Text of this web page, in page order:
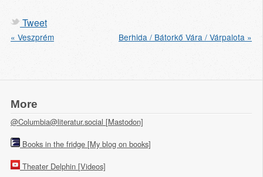
Tweet
« Veszprém Berhida / Bátorkő Vára / Várpalota »
More
@Columbia@literatur.social [Mastodon]
Books in the fridge [My blog on books]
Theater Delphin [Videos]